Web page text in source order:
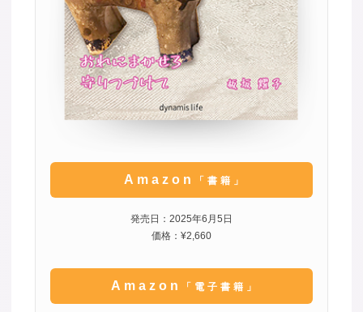
Amazon 「書籍」
発売日：2025年6月5日
価格：¥2,660
Amazon 「電子書籍」